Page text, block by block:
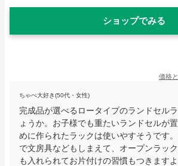
ショップでみる
価格
ちゃぺ大好き(50代・女性)
完成品が選べるロータイプのランドセル
ょうか。お子様でも重たいランドセルが
めに作られたラックは使いやすそうです
で文房具などもしまえて、オープンラッ
も入れられてお片付けの習慣もつきますよ